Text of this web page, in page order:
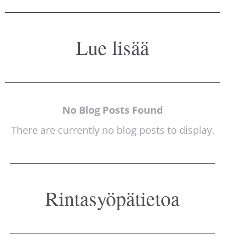
Lue lisää
No Blog Posts Found
There are currently no blog posts to display.
Rintasyöpätietoa